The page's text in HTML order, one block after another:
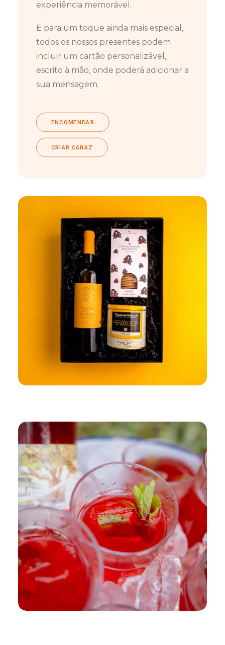
experiência memorável.
E para um toque ainda mais especial,
todos os nossos presentes podem
incluir um cartão personalizável,
escrito à mão, onde poderá adicionar a
sua mensagem.
ENCOMENDAR
CRIAR CABAZ